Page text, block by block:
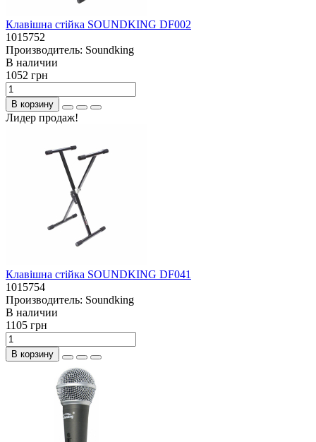
Клавішна стійка SOUNDKING DF002
1015752
Производитель: Soundking
В наличии
1052 грн
В корзину
Лидер продаж!
Клавішна стійка SOUNDKING DF041
1015754
Производитель: Soundking
В наличии
1105 грн
В корзину